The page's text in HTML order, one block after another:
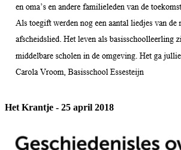
Het Krantje - 25 april 2018